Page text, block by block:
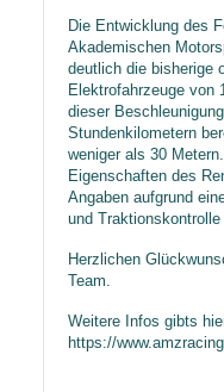
Die Entwicklung des
Akademischen
deutlich die bisherige
Elektrofahrzeuge von
dieser
Stundenkilometern
weniger als 30
Eigenschaften des
Angaben aufgrund
und Traktionskontrolle
Herzlichen
Team.
Weitere Infos gibts
https://